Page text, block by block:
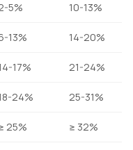
5% 10-13%
13% 14-20%
17% 21-24%
24% 25-31%
25% ≥ 32%